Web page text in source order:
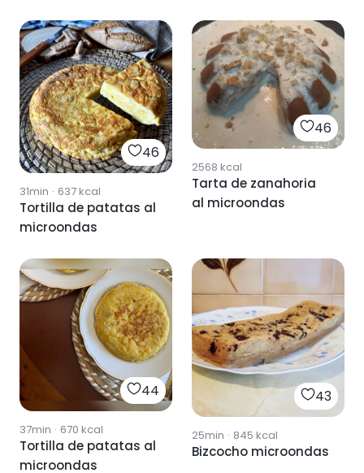
46
31min · 637kcal
Tortilla de patatas al
microondas
46
2568 kcal
Tarta de zanahoria
al microondas
44
37min · 670 kcal
Tortilla de patatas al
microondas
43
25min · 845 kcal
Bizcocho microondas